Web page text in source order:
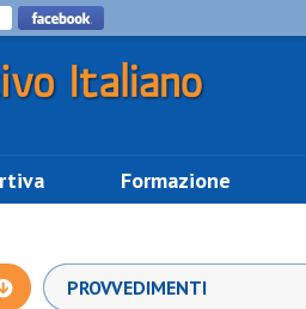
Formazione
PROVVEDIMENTI